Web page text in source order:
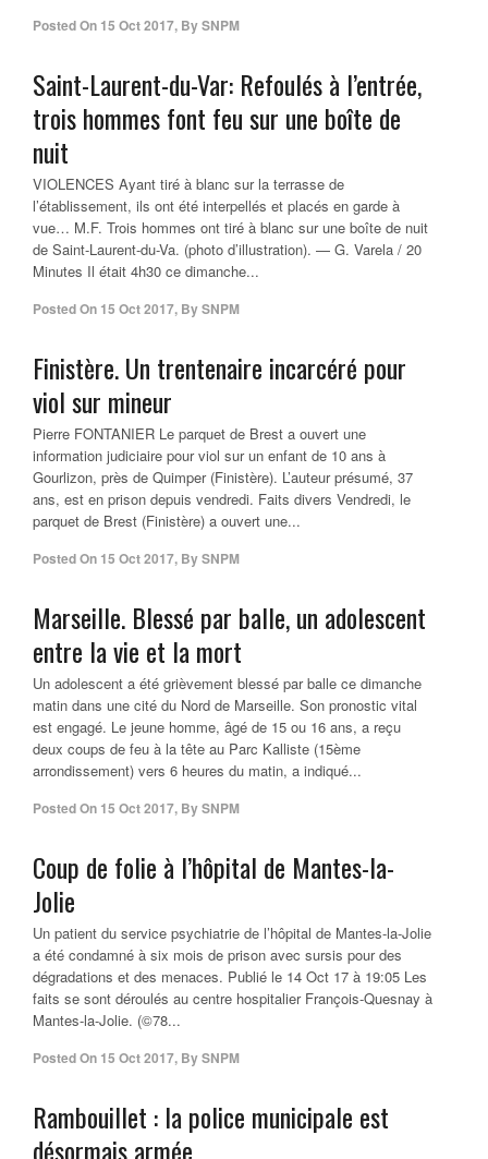
Posted On 15 Oct 2017, BySNPM
Saint-Laurent-du-Var: Refoulés à l’entrée,
trois hommes font feu sur une boîte de
nuit
VIOLENCES Ayant tiré à blanc sur la terrasse de
l’établissement, ils ont été interpellés et placés en garde à
vue… M.F. Trois hommes ont tiré à blanc sur une boîte de nuit
de Saint-Laurent-du-Va. (photo d’illustration). — G. Varela / 20
Minutes Il était 4h30 ce dimanche...
Posted On 15 Oct 2017, BySNPM
Finistère. Un trentenaire incarcéré pour
viol sur mineur
Pierre FONTANIER Le parquet de Brest a ouvert une
information judiciaire pour viol sur un enfant de 10 ans à
Gourlizon, près de Quimper (Finistère). L’auteur présumé, 37
ans, est en prison depuis vendredi. Faits divers Vendredi, le
parquet de Brest (Finistère) a ouvert une...
Posted On 15 Oct 2017, BySNPM
Marseille. Blessé par balle, un adolescent
entre la vie et la mort
Un adolescent a été grièvement blessé par balle ce dimanche
matin dans une cité du Nord de Marseille. Son pronostic vital
est engagé. Le jeune homme, âgé de 15 ou 16 ans, a reçu
deux coups de feu à la tête au Parc Kalliste (15ème
arrondissement) vers 6 heures du matin, a indiqué...
Posted On 15 Oct 2017, BySNPM
Coup de folie à l’hôpital de Mantes-la-
Jolie
Un patient du service psychiatrie de l’hôpital de Mantes-la-Jolie
a été condamné à six mois de prison avec sursis pour des
dégradations et des menaces. Publié le 14 Oct 17 à 19:05 Les
faits se sont déroulés au centre hospitalier François-Quesnay à
Mantes-la-Jolie. (©78...
Posted On 15 Oct 2017, BySNPM
Rambouillet : la police municipale est
désormais armée